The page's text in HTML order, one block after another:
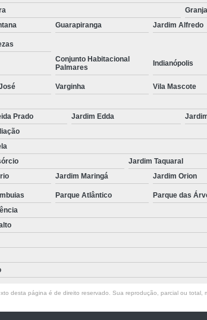
Guarapiranga Jardim Alfredo
Conjunto Habitacional
Palmares
Indianópolis
Varginha
Vila Mascote
Prado
Jardim Edda
Jardim Taquaral
Jardim Maringá Jardim Orion
Parque Atlântico Parque das
desta página é de direito reservado. Sua reprodução, parcial ou